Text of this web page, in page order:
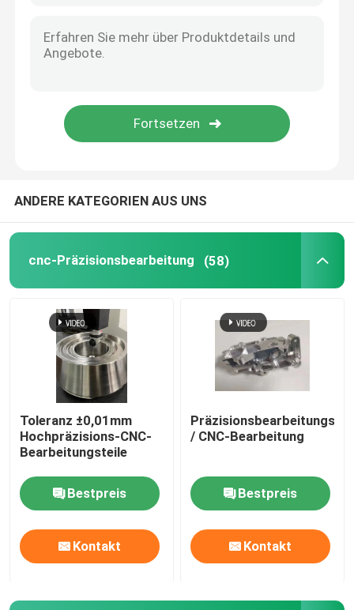
Cnc-Prägeservice
Plastikspritzenservice
Vakuumguss und schnelle Prototypenfertigung
Benutzerdefinierte 3D-Druckdienste
Herstellung von Schimmelformen nach Maßgabe
Dienstleistungen im Bereich der Aluminium-Extrusion
Wire EDM-Dienstleistungen
Oberflächenbehandlungsdienstleistungen
ANDERE KATEGORIEN AUS UNS
cnc-Präzisionsbearbeitung (58)
Toleranz ±0,01mm
Hochpräzisions-CNC-
Bearbeitungsteile
Bestpreis
Kontakt
/ CNC-Bearbeitung
Bestpreis
Kontakt